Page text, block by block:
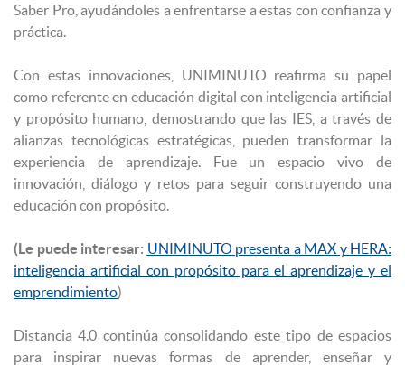
Saber Pro, ayudándoles a enfrentarse a estas con confianza y
práctica.
Con estas innovaciones, UNIMINUTO reafirma su papel
como referente en educación digital con inteligencia artificial
y propósito humano, demostrando que las IES, a través de
alianzas tecnológicas estratégicas, pueden transformar la
experiencia de aprendizaje. Fue un espacio vivo de
innovación, diálogo y retos para seguir construyendo una
educación con propósito.
(Le puede interesar: UNIMINUTO presenta a MAX y HERA:
inteligencia artificial con propósito para el aprendizaje y el
emprendimiento)
Distancia 4.0 continúa consolidando este tipo de espacios
para inspirar nuevas formas de aprender, enseñar y